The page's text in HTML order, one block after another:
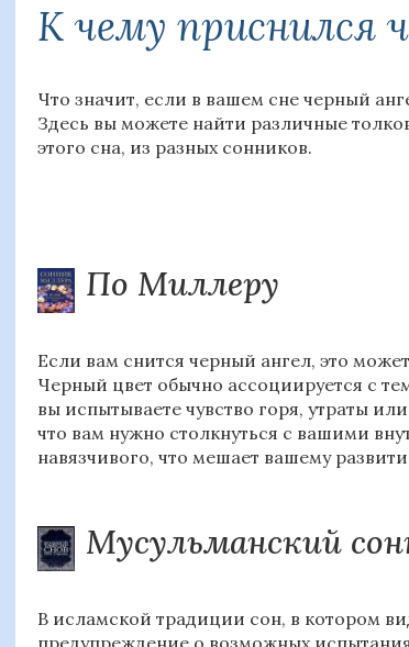
К чему приснился
Что значит, если в вашем сне черный
Здесь вы можете найти различные
этого сна, из разных сонников.
По Миллеру
Если вам снится черный ангел, это
Черный цвет обычно ассоциируется с
вы испытываете чувство горя, утраты
что вам нужно столкнуться с вашими
навязчивого, что мешает вашему
Мусульманский
В исламской традиции сон, в котором
предупреждение о возможных